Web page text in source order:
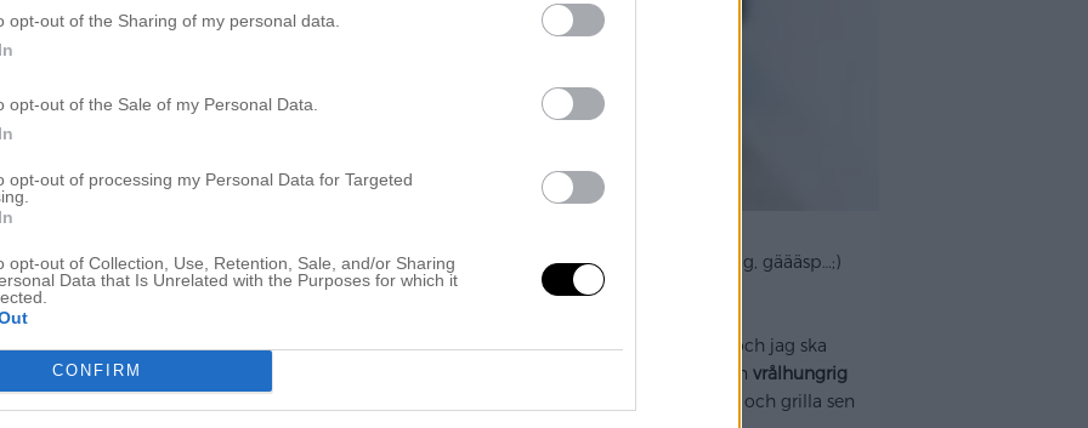
opt-out of the Sharing of my personal data.
opt-out of the Sale of my Personal Data.
opt-out of processing my Personal Data for Targeted
opt-out of Collection, Use, Retention, Sale, and/or Sharing
Data that Is Unrelated with the Purposes for which it
CONFIRM
trötter imorse. (Hon vaknade många ggr inatt så det har varit fler som har varit trötta idag, gäääsp…;)
full rullemed många ärenden hit och dit här i Småstaden. Men nu är jag hemma igen och jag ska
Det blir grillad lax, sallad och örtsås ikväll och det ska bli såå gott för jag är verkligen vrålhungrig
. Fast man ska kanske ta och grilla sen